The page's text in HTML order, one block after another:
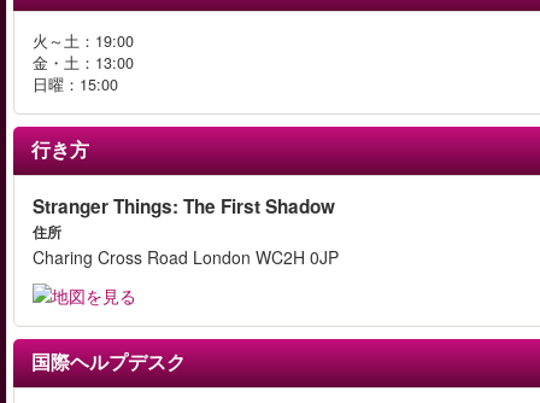
火～土：19:00
金・土：13:00
日曜：15:00
行き方
Stranger Things: The First Shadow
住所
Charing Cross Road London WC2H 0JP
国際ヘルプデスク